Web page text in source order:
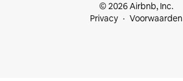
© 2026 Airbnb, Inc.
Privacy
Voorwaarden